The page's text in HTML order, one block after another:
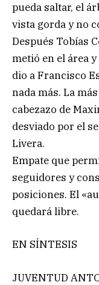
pueda saltar, el
vista gorda y no
Después Tobías
metió en el área
dio a Francisco
nada más. La
cabezazo de
desviado por el
Livera.
Empate que
seguidores y
posiciones. El
quedará libre.
EN SÍNTESIS
JUVENTUD